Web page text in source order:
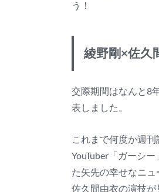
う！
綾野剛×佐久
交際期間はなんと8
表しました。
これまで何度か週
YouTuber「ガーシ
た矢先の幸せなニ
佐久間由衣の演技が